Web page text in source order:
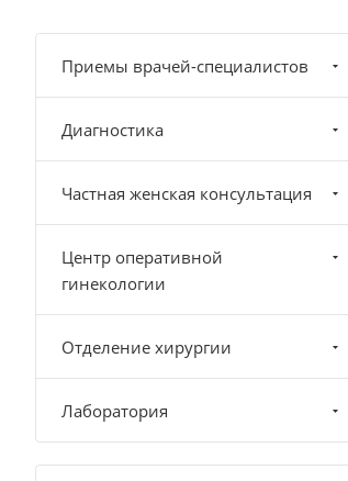
Приемы врачей-специалистов
Диагностика
Частная женская консультация
Центр оперативной
гинекологии
Отделение хирургии
Лаборатория